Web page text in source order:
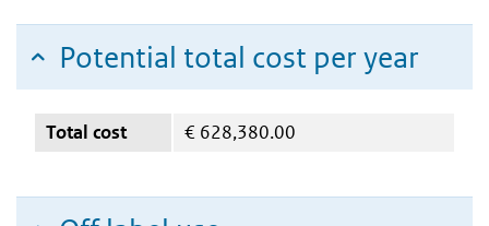
Potential total cost per year
Total cost € 628,380.00